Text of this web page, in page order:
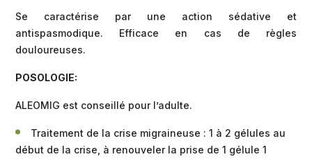
Se caractérise par une action sédative et
antispasmodique. Efficace en cas de règles
douloureuses.
POSOLOGIE:
ALEOMIG est conseillé pour l’adulte.
Traitement de la crise migraineuse : 1 à 2 gélules au
début de la crise, à renouveler la prise de 1 gélule 1